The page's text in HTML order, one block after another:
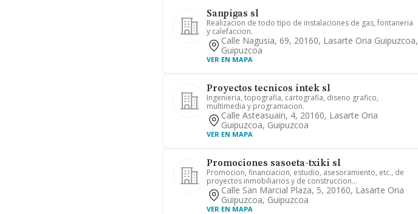
Sanpigas sl
Realizacion de todo tipo de instalaciones de gas, fontaneria
y calefaccion.
Calle Nagusia, 69, 20160, Lasarte Oria Guipuzcoa,
Guipuzcoa
VER EN MAPA
Proyectos tecnicos intek sl
Ingenieria, topografia, cartografia, diseno grafico,
multimedia y programacion.
Calle Asteasuain, 4, 20160, Lasarte Oria
Guipuzcoa, Guipuzcoa
VER EN MAPA
Promociones sasoeta-txiki sl
Promocion, financiacion, estudio, asesoramiento, etc., de
proyectos inmobiliarios y de construccion...
Calle San Marcial Plaza, 5, 20160, Lasarte Oria
Guipuzcoa, Guipuzcoa
VER EN MAPA